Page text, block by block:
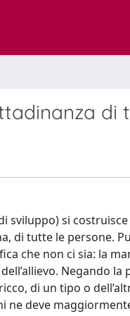
di
sviluppo) si
di tutte le persone.
che non ci sia: la
Negando la
di un tipo o
ne deve